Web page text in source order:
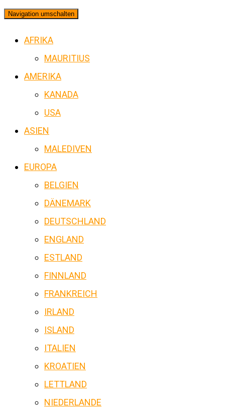
Navigation umschalten
AFRIKA
MAURITIUS
AMERIKA
KANADA
USA
ASIEN
MALEDIVEN
EUROPA
BELGIEN
DÄNEMARK
DEUTSCHLAND
ENGLAND
ESTLAND
FINNLAND
FRANKREICH
IRLAND
ISLAND
ITALIEN
KROATIEN
LETTLAND
NIEDERLANDE